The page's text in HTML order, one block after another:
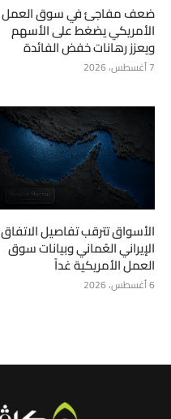
ضعف مفاجئ في سوق العمل
الأمريكي يضغط على الأسهم
ويعزز رهانات خفض الفائدة
7 أغسطس، 2026
الأسواق تترقب تفاصيل الاتفاق
الإيراني العُماني وبيانات سوق
العمل الأمريكية غداً
6 أغسطس، 2026